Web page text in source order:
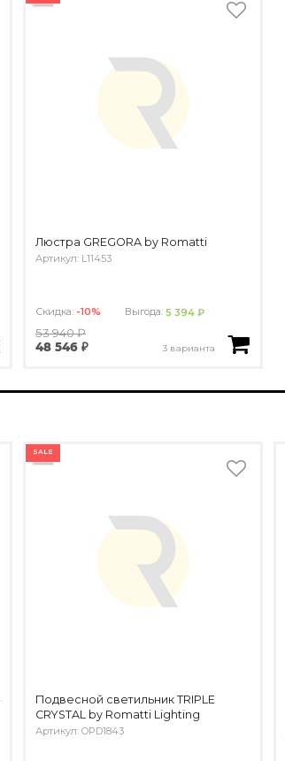
Люстра GREGORA by Romatti
Артикул: L11453
Скидка: -10% Выгода:5 394 ₽
53 940 ₽
48 546 ₽
3 варианта
SALE
Подвесной светильник TRIPLE
CRYSTAL by Romatti Lighting
Артикул: OPD1843